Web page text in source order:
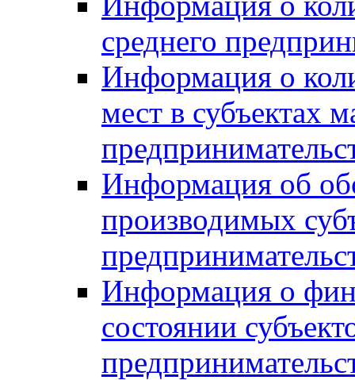
среднего
Информация о
мест в субъектах
Информация об
производимых
Информация о
состоянии